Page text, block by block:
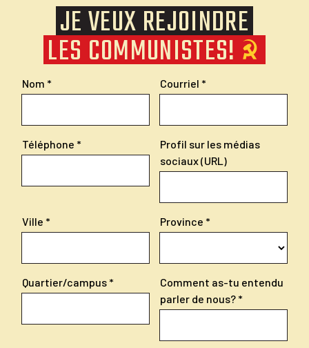
JE VEUX REJOINDRE
LES COMMUNISTES!
Nom Courriel
Téléphone
Profil sur les médias
sociaux (URL)
Ville Province
Quartier/campus
Comment as-tu entendu
parler de nous?